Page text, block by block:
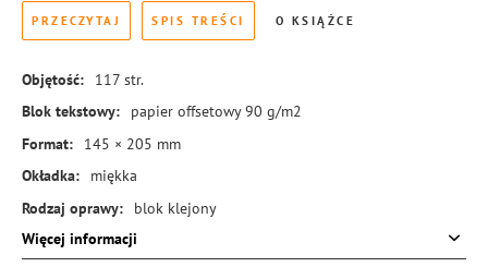
PRZECZYTAJ SPIS TREŚCI O KSIĄŻCE
Objętość: 117 str.
Blok tekstowy:
papier offsetowy 90 g/m2
Format:
145 × 205 mm
Okładka:
miękka
Rodzaj oprawy:
blok klejony
ISBN:
978-83-8369-996-7
Więcej informacji